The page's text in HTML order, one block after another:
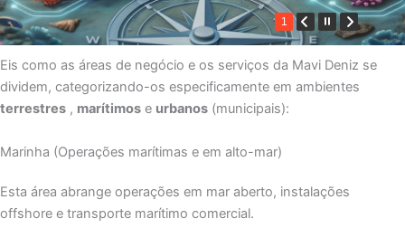
1
Eis como as áreas de negócio e os serviços da Mavi Deniz se
dividem, categorizando-os especificamente em ambientes
terrestres , marítimos e urbanos (municipais):
Marinha (Operações marítimas e em alto-mar)
Esta área abrange operações em mar aberto, instalações
offshore e transporte marítimo comercial.